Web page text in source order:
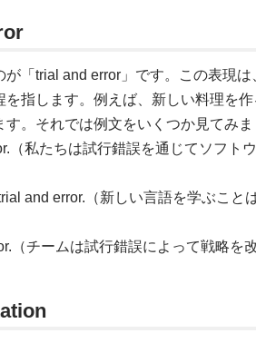
「trial and error」です。この表現は
指します。例えば、新しい料理を
。それでは例文をいくつか見てみま
私たちは試行錯誤を通じてソフト
and error.（新しい言語を学ぶこと
チームは試行錯誤によって戦略を